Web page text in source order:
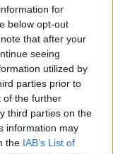
for
below opt-out
that after your
seeing
utilized by
parties prior to
of the further
third parties on the
information may
the IAB’s List of
qualificati. Infine
di espansione
Si tratta senza
valore per il
molto atteso:
siamo a dare il
Per la vallata
sportivi e di
negli ultimi mesi